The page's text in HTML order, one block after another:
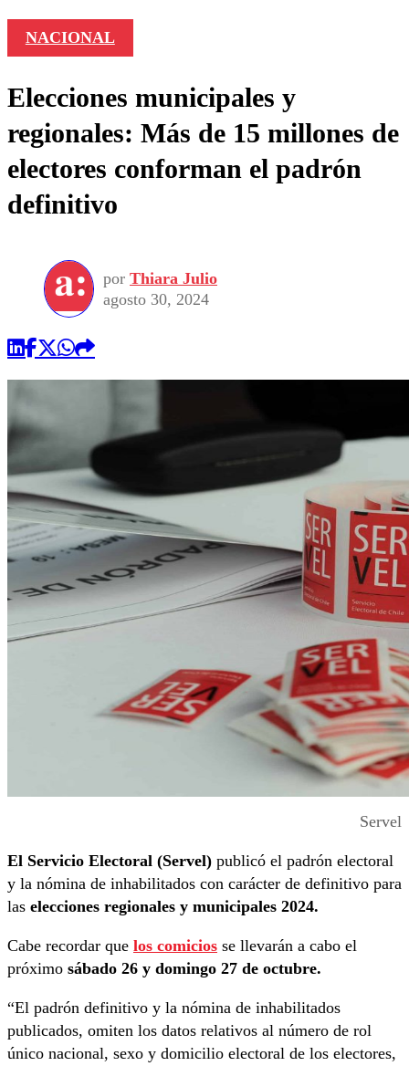
NACIONAL
Elecciones municipales y
regionales: Más de 15 millones de
electores conforman el padrón
definitivo
por Thiara Julio
agosto 30, 2024
Servel
El Servicio Electoral (Servel) publicó el padrón electoral
y la nómina de inhabilitados con carácter de definitivo para
las elecciones regionales y municipales 2024.
Cabe recordar que los comicios se llevarán a cabo el
próximo sábado 26 y domingo 27 de octubre.
“El padrón definitivo y la nómina de inhabilitados
publicados, omiten los datos relativos al número de rol
único nacional, sexo y domicilio electoral de los electores,